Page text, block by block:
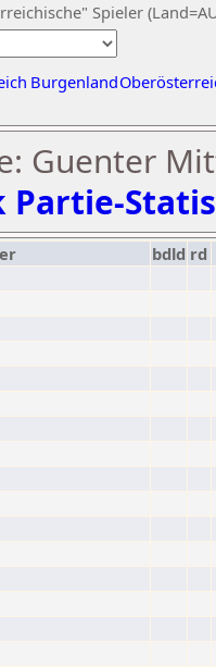
Spieler
Burgenland
Guenter
Partie-
bdld rd